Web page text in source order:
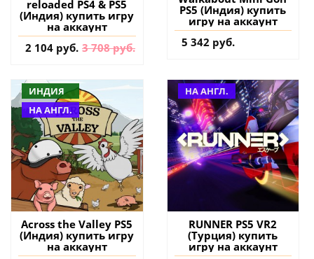
reloaded PS4 & PS5
(Индия) купить игру
на аккаунт
2 104 руб. 3 708 руб.
PS5 (Индия) купить
игру на аккаунт
5 342 руб.
ИНДИЯ
НА АНГЛ.
Across the Valley PS5
(Индия) купить игру
на аккаунт
НА АНГЛ.
RUNNER PS5 VR2
(Турция) купить
игру на аккаунт